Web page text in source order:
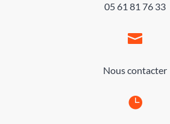
05 61 81 76 33

Nous contacter
